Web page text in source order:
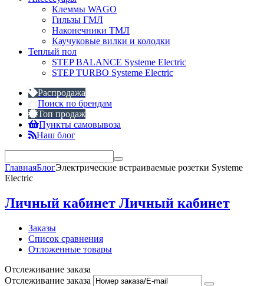
Клеммы WAGO
Гильзы ГМЛ
Наконечники ТМЛ
Каучуковые вилки и колодки
Теплый пол
STEP BALANCE Systeme Electric
STEP TURBO Systeme Electric
Распродажа
Поиск по брендам
Топ продаж
Пункты самовывоза
Наш блог
ГлавнаяБлогЭлектрические встраиваемые розетки Systeme
Electric
Личный кабинет Личный кабинет
Заказы
Список сравнения
Отложенные товары
Отслеживание заказа
Отслеживание заказа